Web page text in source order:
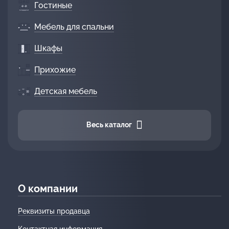
Гостиные
Мебель для спальни
Шкафы
Прихожие
Детская мебель
Весь каталог
О компании
Реквизиты продавца